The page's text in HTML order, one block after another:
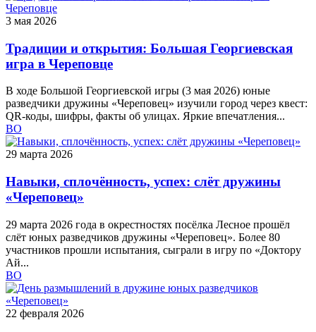
3 мая 2026
Традиции и открытия: Большая Георгиевская
игра в Череповце
В ходе Большой Георгиевской игры (3 мая 2026) юные
разведчики дружины «Череповец» изучили город через квест:
QR‑коды, шифры, факты об улицах. Яркие впечатления...
ВО
29 марта 2026
Навыки, сплочённость, успех: слёт дружины
«Череповец»
29 марта 2026 года в окрестностях посёлка Лесное прошёл
слёт юных разведчиков дружины «Череповец». Более 80
участников прошли испытания, сыграли в игру по «Доктору
Ай...
ВО
22 февраля 2026